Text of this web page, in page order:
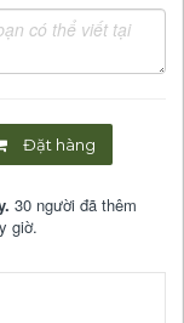
Đặt hàng
30 người đã thêm
giờ.